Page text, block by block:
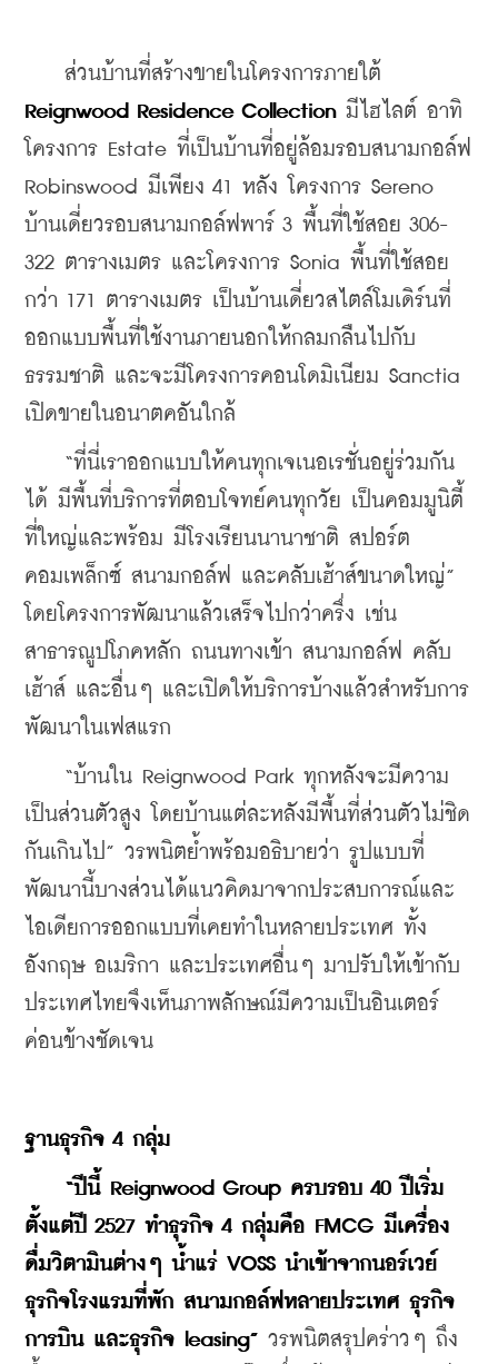
Reignwood Residence Collection มีไฮไลต์ อาทิ
โครงการ Estate ที่เป็นบ้านที่อยู่ล้อมรอบสนามกอล์ฟ
Robinswood มีเพียง 41 หลัง โครงการ Sereno
บ้านเดี่ยวรอบสนามกอล์ฟพาร์ 3 พื้นที่ใช้สอย 306-
322 ตารางเมตร และโครงการ Sonia พื้นที่ใช้สอย
กว่า 171 ตารางเมตร เป็นบ้านเดี่ยวสไตล์โมเดิร์นที่
ออกแบบพื้นที่ใช้งานภายนอกให้กลมกลืนไปกับ
ธรรมชาติ และจะมีโครงการคอนโดมิเนียม Sanctia
เปิดขายในอนาตคอันใกล้
“ที่นี่เราออกแบบให้คนทุกเจเนอเรชั่นอยู่ร่วมกัน
ได้ มีพื้นที่บริการที่ตอบโจทย์คนทุกวัย เป็นคอมมูนิตี้
ที่ใหญ่และพร้อม มีโรงเรียนนานาชาติ สปอร์ต
คอมเพล็กซ์ สนามกอล์ฟ และคลับเฮ้าส์ขนาดใหญ่”
โดยโครงการพัฒนาแล้วเสร็จไปกว่าครึ่ง เช่น
สาธารณูปโภคหลัก ถนนทางเข้า สนามกอล์ฟ คลับ
เฮ้าส์ และอื่นๆ และเปิดให้บริการบ้างแล้วสำหรับการ
พัฒนาในเฟสแรก
“บ้านใน Reignwood Park ทุกหลังจะมีความ
เป็นส่วนตัวสูง โดยบ้านแต่ละหลังมีพื้นที่ส่วนตัวไม่ชิด
กันเกินไป” วรพนิตย้ำพร้อมอธิบายว่า รูปแบบที่
พัฒนานี้บางส่วนได้แนวคิดมาจากประสบการณ์และ
ไอเดียการออกแบบที่เคยทำในหลายประเทศ ทั้ง
อังกฤษ อเมริกา และประเทศอื่นๆ มาปรับให้เข้ากับ
ประเทศไทยจึงเห็นภาพลักษณ์มีความเป็นอินเตอร์
ค่อนข้างชัดเจน
ฐานธุรกิจ 4 กลุ่ม
“ปีนี้ Reignwood Group ครบรอบ 40 ปีเริ่ม
ตั้งแต่ปี 2527 ทำธุรกิจ 4 กลุ่มคือ FMCG มีเครื่อง
ดื่มวิตามินต่างๆ น้ำแร่ VOSS นำเข้าจากนอร์เวย์
ธุรกิจโรงแรมที่พัก สนามกอล์ฟหลายประเทศ ธุรกิจ
การบิน และธุรกิจ leasing” วรพนิตสรุปคร่าวๆ ถึง